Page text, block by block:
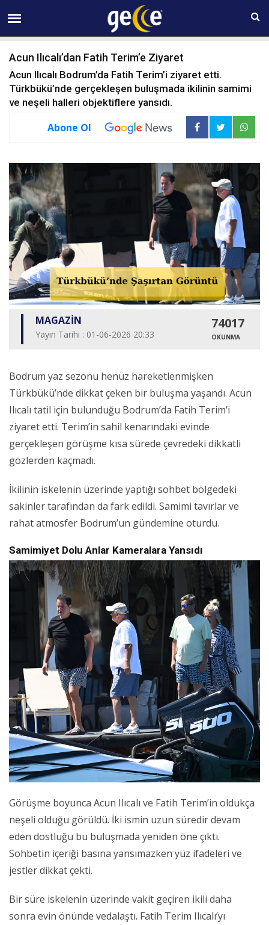
06 AĞUSTOS Perşembe 23:29
Acun Ilıcalı’dan Fatih Terim’e Ziyaret
Acun Ilıcalı Bodrum’da Fatih Terim’i ziyaret etti.
Türkbükü’nde gerçekleşen buluşmada ikilinin samimi
ve neşeli halleri objektiflere yansıdı.
Abone Ol
MAGAZİN
Yayın Tarihi : 01-06-2026 20:33
74017
OKUNMA
Bodrum yaz sezonu henüz hareketlenmişken
Türkbükü’nde dikkat çeken bir buluşma yaşandı. Acun
Ilıcalı tatil için bulunduğu Bodrum’da Fatih Terim’i
ziyaret etti. Terim’in sahil kenarındaki evinde
gerçekleşen görüşme kısa sürede çevredeki dikkatli
gözlerden kaçmadı.
İkilinin iskelenin üzerinde yaptığı sohbet bölgedeki
sakinler tarafından da fark edildi. Samimi tavırlar ve
rahat atmosfer Bodrum’un gündemine oturdu.
Samimiyet Dolu Anlar Kameralara Yansıdı
Görüşme boyunca Acun Ilıcalı ve Fatih Terim’in oldukça
neşeli olduğu görüldü. İki ismin uzun süredir devam
eden dostluğu bu buluşmada yeniden öne çıktı.
Sohbetin içeriği basına yansımazken yüz ifadeleri ve
jestler dikkat çekti.
Bir süre iskelenin üzerinde vakit geçiren ikili daha
sonra evin önünde vedalaştı. Fatih Terim Ilıcalı’yı